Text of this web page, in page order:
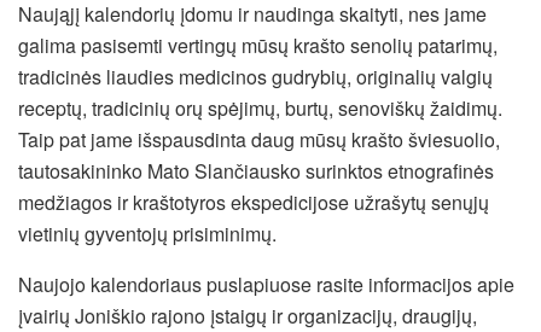
Naująjį kalendorių įdomu ir naudinga skaityti, nes jame
galima pasisemti vertingų mūsų krašto senolių patarimų,
tradicinės liaudies medicinos gudrybių, originalių valgių
receptų, tradicinių orų spėjimų, burtų, senoviškų žaidimų.
Taip pat jame išspausdinta daug mūsų krašto šviesuolio,
tautosakininko Mato Slančiausko surinktos etnografinės
medžiagos ir kraštotyros ekspedicijose užrašytų senųjų
vietinių gyventojų prisiminimų.
Naujojo kalendoriaus puslapiuose rasite informacijos apie
įvairių Joniškio rajono įstaigų ir organizacijų, draugijų,